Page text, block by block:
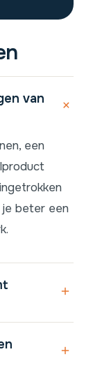
van
een
je beter een